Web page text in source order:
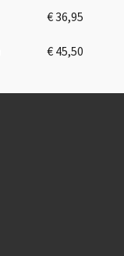
€ 36,95
€ 45,50